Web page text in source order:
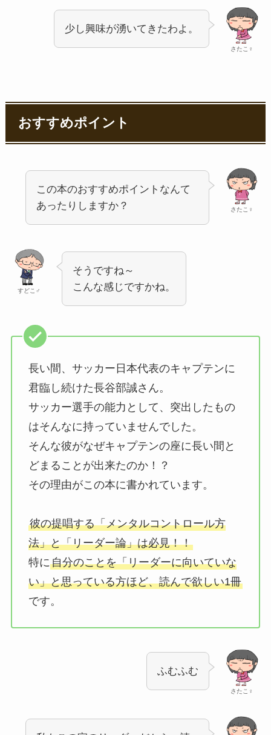
さたこ♀
少し興味が湧いてきたわよ。
おすすめポイント
さたこ♀
この本のおすすめポイントなんて
あったりしますか？
すどこ♂
そうですね～
こんな感じですかね。
長い間、サッカー日本代表のキャプテンに
君臨し続けた長谷部誠さん。
サッカー選手の能力として、突出したもの
はそんなに持っていませんでした。
そんな彼がなぜキャプテンの座に長い間と
どまることが出来たのか！？
その理由がこの本に書かれています。
彼の提唱する「メンタルコントロール方
法」と「リーダー論」は必見！！
特に自分のことを「リーダーに向いていな
い」と思っている方ほど、読んで欲しい1冊
です。
さたこ♀
ふむふむ